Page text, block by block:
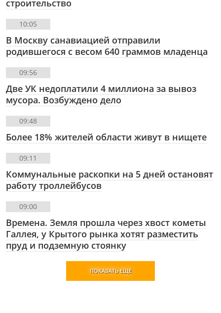
строительство
10:05
В Москву санавиацией отправили
родившегося с весом 640 граммов младенца
09:56
Две УК недоплатили 4 миллиона за вывоз
мусора. Возбуждено дело
09:48
Более 18% жителей области живут в нищете
09:11
Коммунальные раскопки на 5 дней остановят
работу троллейбусов
09:00
Времена. Земля прошла через хвост кометы
Галлея, у Крытого рынка хотят разместить
пруд и подземную стоянку
ПОКАЗАТЬ ЕЩЕ